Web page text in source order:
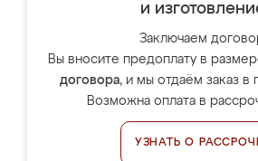
и
Заключаем
Вы вносите предоплату в
договора, и мы отдаём заказ в
Возможна оплата в
УЗНАТЬ О